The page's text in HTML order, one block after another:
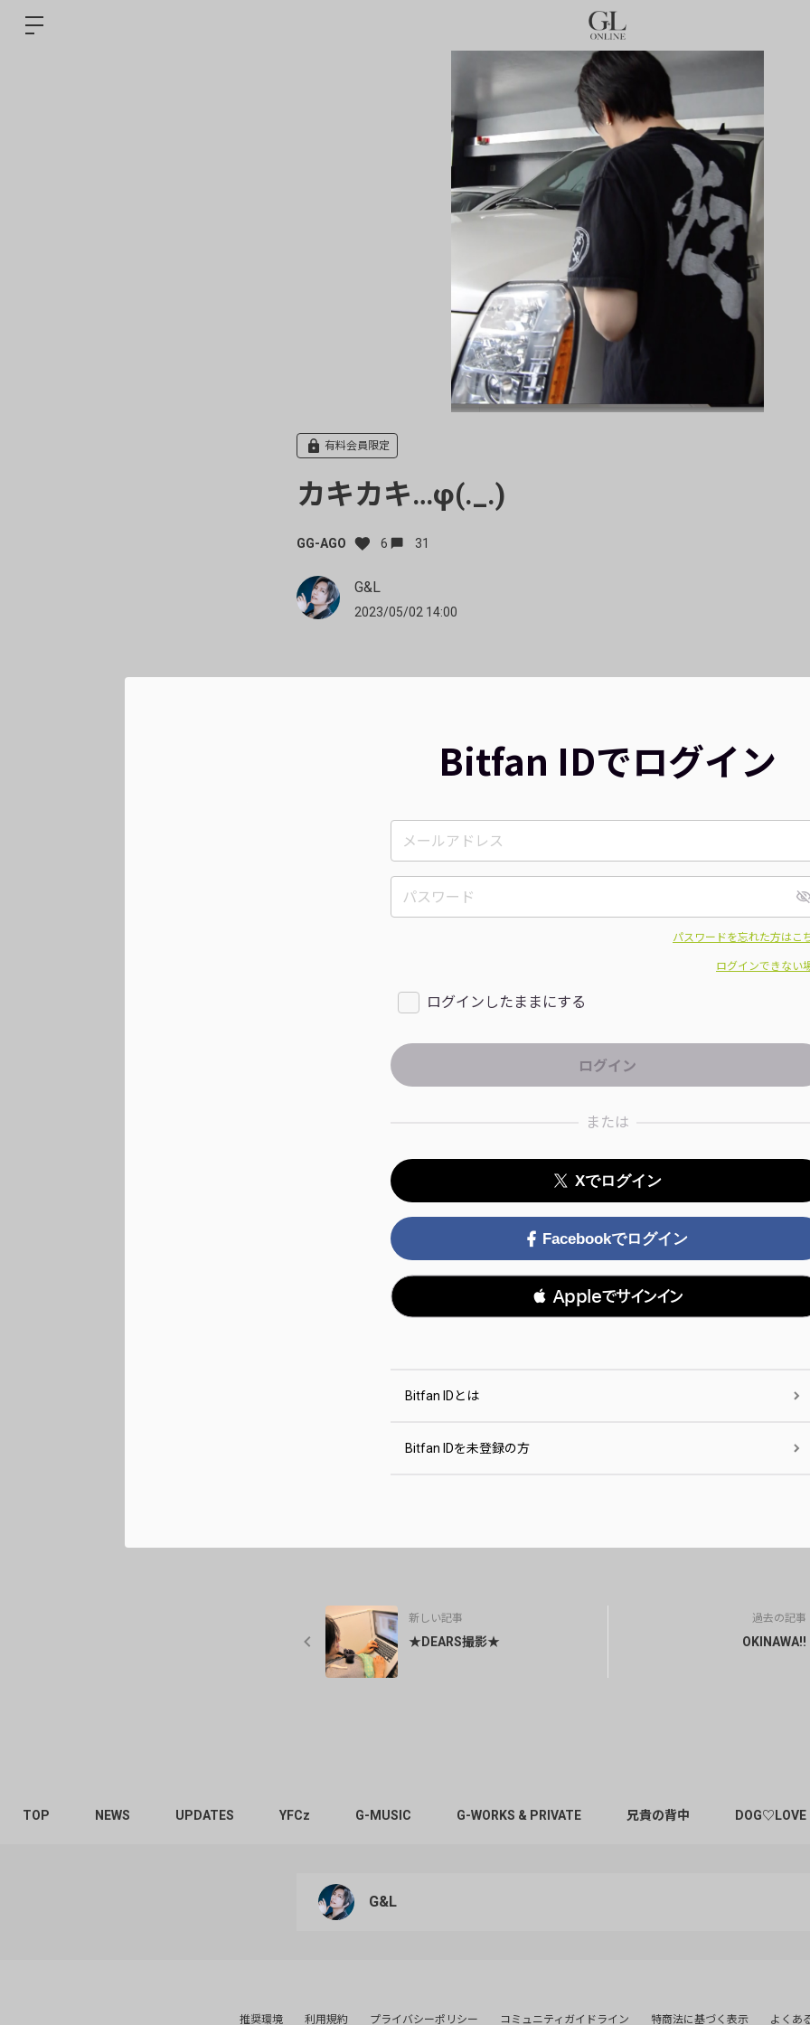
有料会員限定
カキカキ…φ(._.)
GG-AGO 6 31
G&L
2023/05/02 14:00
Bitfan IDでログイン
パスワードを忘れた方はこ
ログインできない
ログインしたままにする
または
Xでログイン
Facebookでログイン
 Appleでサインイン
Bitfan IDとは
Bitfan IDを未登録の方
新しい記事
★DEARS撮影★
過去の記事
OKINAWA!!
TOP NEWS UPDATES YFCz G-MUSIC G-WORKS & PRIVATE 兄貴の背中 DOG♡LOVE
G&L
推奨環境 利用規約 プライバシーポリシー コミュニティガイドライン 特商法に基づく表示 よくあ